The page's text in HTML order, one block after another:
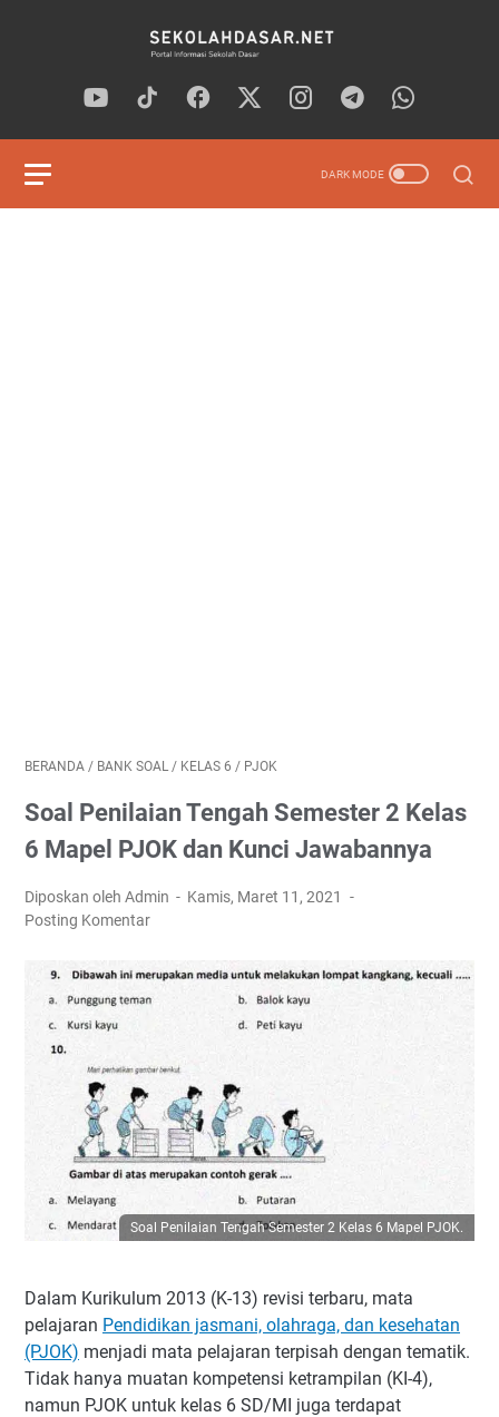
BERANDA / BANK SOAL / KELAS 6 / PJOK
Soal Penilaian Tengah Semester 2 Kelas
6 Mapel PJOK dan Kunci Jawabannya
Diposkan oleh Admin
Kamis, Maret 11, 2021
Posting Komentar
Soal Penilaian Tengah Semester 2 Kelas 6 Mapel PJOK.
Dalam Kurikulum 2013 (K-13) revisi terbaru, mata
pelajaran Pendidikan jasmani, olahraga, dan kesehatan
(PJOK) menjadi mata pelajaran terpisah dengan tematik.
Tidak hanya muatan kompetensi ketrampilan (KI-4),
namun PJOK untuk kelas 6 SD/MI juga terdapat